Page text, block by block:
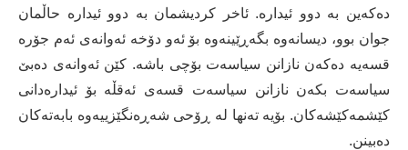
دەکەین بە دوو ئیدارە. ئاخر کردیشمان بە دوو ئیدارە حاڵمان
جوان بوو، دیسانەوە بگەڕێینەوە بۆ ئەو دۆخە ئەوانەی ئەم جۆرە
قسەیە دەکەن نازانن سیاسەت بۆچی باشە. کێن ئەوانەی دەبێ
سیاسەت بکەن نازانن سیاسەت قسەی ئەقڵە بۆ ئیدارەدانی
کێشمەکێشەکان. بۆیە تەنها لە ڕۆحی شەڕەنگێزییەوە بابەتەکان
دەبینن.